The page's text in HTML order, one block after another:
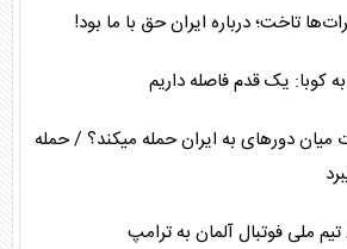
تاخت؛ درباره ایران حق با ما بود!
کوبا: یک قدم فاصله داریم
میان دورهای به ایران حمله میکند؟ / حمله
ملی فوتبال آلمان به ترامپ